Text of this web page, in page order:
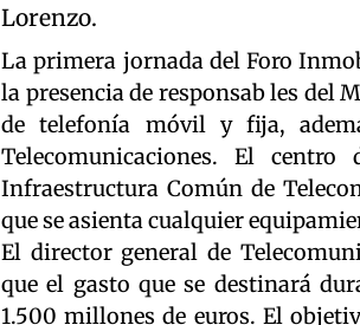
Lorenzo.
La primera jornada del Foro
la presencia de responsab les del
de telefonía móvil y fija,
Telecomunicaciones. El
Infraestructura Común de
que se asienta cualquier
El director general de
que el gasto que se destinará
1.500 millones de euros. El